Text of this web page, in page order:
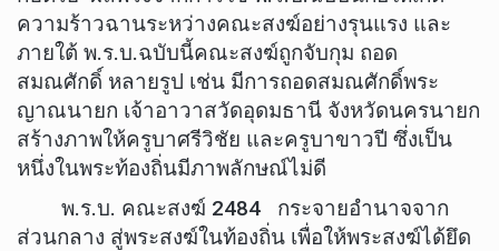
ความร้าวฉานระหว่างคณะสงฆ์อย่างรุนแรง และ
ภายใต้ พ.ร.บ.ฉบับนี้คณะสงฆ์ถูกจับกุม ถอด
สมณศักดิ์ หลายรูป เช่น มีการถอดสมณศักดิ์พระ
ญาณนายก เจ้าอาวาสวัดอุดมธานี จังหวัดนครนายก
สร้างภาพให้ครูบาศรีวิชัย และครูบาขาวปี ซึ่งเป็น
หนึ่งในพระท้องถิ่นมีภาพลักษณ์ไม่ดี
พ.ร.บ. คณะสงฆ์ 2484 กระจายอำนาจจาก
ส่วนกลาง สู่พระสงฆ์ในท้องถิ่น เพื่อให้พระสงฆ์ได้ยึด